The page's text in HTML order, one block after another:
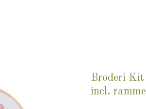
Broderi Kit
incl. ramme